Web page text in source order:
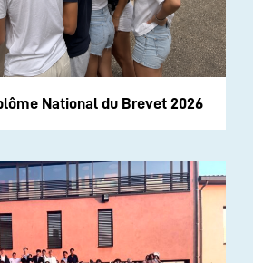
National du Brevet 2026